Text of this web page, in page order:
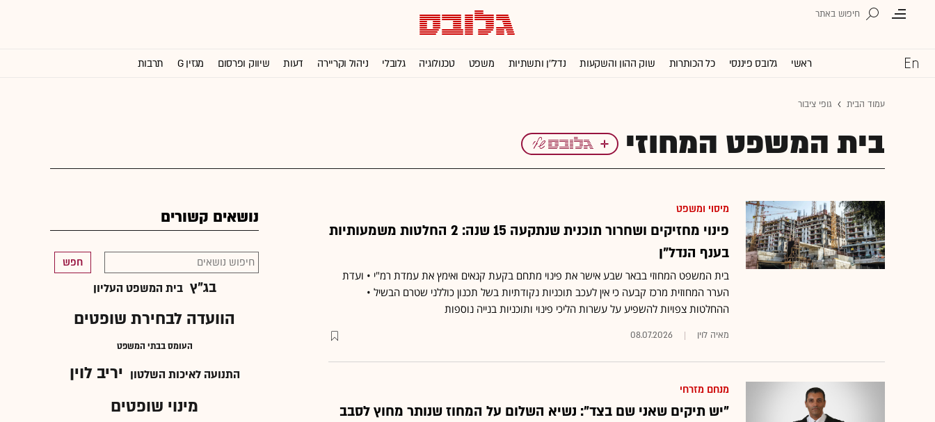
ראשי גלובס פיננסי כל הכותרות שוק ההון והשקעות נדל''ן ותשתיות משפט טכנולוגיה גלובלי ניהול וקריירה דעות שיווק ופרסום מגזין G תרבות
עמוד הבית גופי ציבור
בית המשפט המחוזי
מיסוי ומשפט
פינוי מחזיקים ושחרור תוכנית שנתקעה 15 שנה: 2 החלטות משמעותיות
בענף הנדל"ן
בית המשפט המחוזי בבאר שבע אישר את פינוי מתחם בקעת קנאים ואימץ את עמדת רמ"י • ועדת
הערר המחוזית מרכז קבעה כי אין לעכב תוכניות נקודתיות בשל תכנון כוללני שטרם הבשיל •
ההחלטות צפויות להשפיע על עשרות הליכי פינוי ותוכניות בנייה נוספות
מאיה לוין 08.07.2026
מנחם מזרחי
"יש תיקים שאני שם בצד": נשיא השלום על המחוז שנותר מחוץ לסבב
נושאים קשורים
חפש
בג"ץ בית המשפט העליון
הוועדה לבחירת שופטים
העומס בבתי המשפט
התנועה לאיכות השלטון יריב לוין
מינוי שופטים